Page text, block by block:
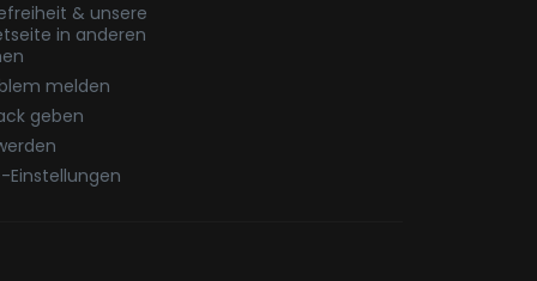
& unsere
in anderen
melden
geben
Einstellungen